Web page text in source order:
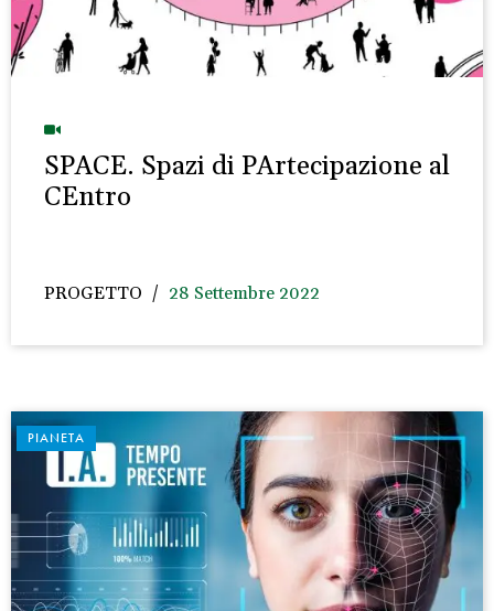
SPACE. Spazi di PArtecipazione al
CEntro
PROGETTO 28 Settembre 2022
PIANETA